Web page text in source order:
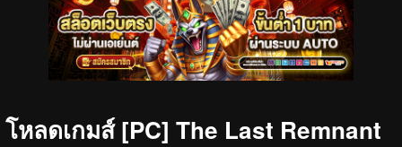
โหลดเกมส์ [PC] The Last Remnant